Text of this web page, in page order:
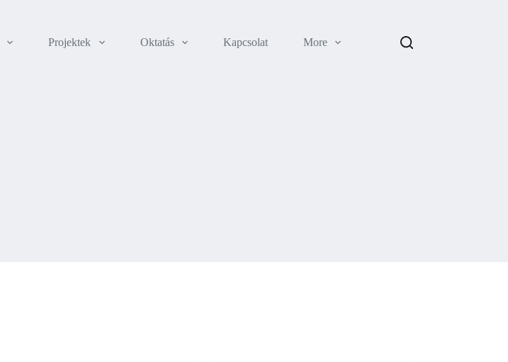
Projektek Oktatás Kapcsolat More